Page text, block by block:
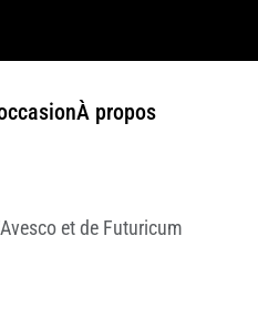
À propos
et de Futuricum